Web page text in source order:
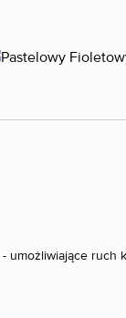
umożliwiające ruch